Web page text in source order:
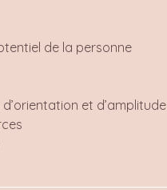
de la personne
et d’amplitude